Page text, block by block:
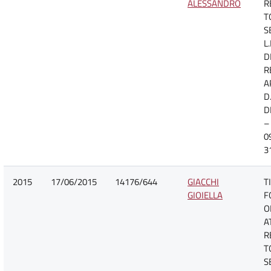
ALESSANDRO
–
2015 17/06/2015 14176/644
GIACCHI
GIOIELLA